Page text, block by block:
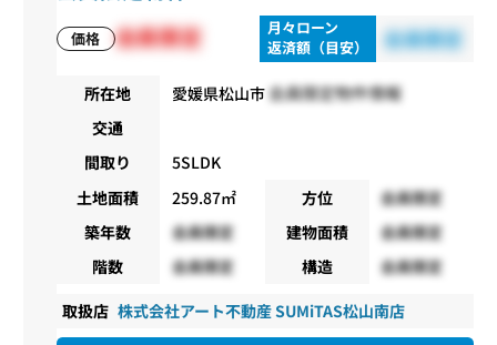
価格 会員限定
月々ローン
返済額（目安）
会員限定
所在地 愛媛県松山市会員限定物件情報
交通
間取り
5SLDK
土地面積
259.87㎡ 方位
会員限定
築年数
会員限定 建物面積
会員限定
階数
会員限定 構造 会員限定
取扱店 株式会社アート不動産 SUMiTAS松山南店